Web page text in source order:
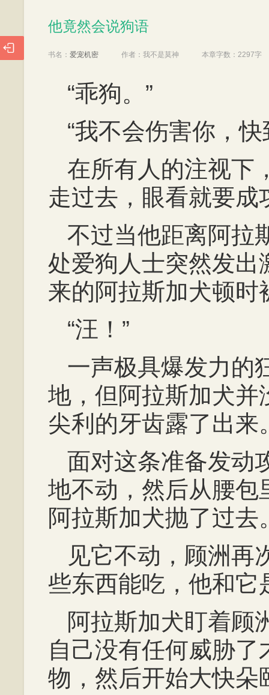
他竟然会说狗语
书名： 爱宠机密 作者： 我不是莫神 本章字数： 2297字
“乖狗。”
“我不会伤害你，
在所有人的注视下
走过去，眼看就要成
不过当他距离阿拉
处爱狗人士突然发出
来的阿拉斯加犬顿时
“汪！”
一声极具爆发力的
地，但阿拉斯加犬并
尖利的牙齿露了出来
面对这条准备发动
地不动，然后从腰包
阿拉斯加犬抛了过去
见它不动，顾洲再
些东西能吃，他和它
阿拉斯加犬盯着顾
自己没有任何威胁
物，然后开始大快朵
